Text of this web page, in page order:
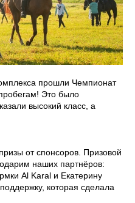
прошли Чемпионат
Это было
высокий класс, а
от спонсоров. Призовой
наших партнёров:
Al Karal и Екатерину
которая сделала